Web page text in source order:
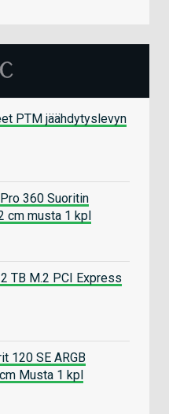
PTM jäähdytyslevyn
360 Suoritin
cm musta 1 kpl
TB M.2 PCI Express
120 SE ARGB
Musta 1 kpl